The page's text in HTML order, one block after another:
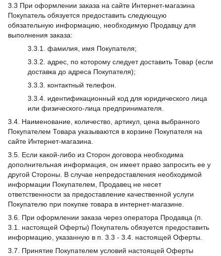
3.3 При оформлении заказа на сайте Интернет-магазина
Покупатель обязуется предоставить следующую
обязательную информацию, необходимую Продавцу для
выполнения заказа:
3.3.1. фамилия, имя Покупателя;
3.3.2. адрес, по которому следует доставить Товар (если
доставка до адреса Покупателя);
3.3.3. контактный телефон.
3.3.4. идентификационный код для юридического лица
или физического-лица предпринимателя.
3.4. Наименование, количество, артикул, цена выбранного
Покупателем Товара указываются в корзине Покупателя на
сайте Интернет-магазина.
3.5. Если какой-либо из Сторон договора необходима
дополнительная информация, он имеет право запросить ее у
другой Стороны. В случае непредоставления необходимой
информации Покупателем, Продавец не несет
ответственности за предоставление качественной услуги
Покупателю при покупке товара в интернет-магазине.
3.6. При оформлении заказа через оператора Продавца (п.
3.1. настоящей Оферты) Покупатель обязуется предоставить
информацию, указанную в п. 3.3 - 3.4. настоящей Оферты.
3.7. Принятие Покупателем условий настоящей Оферты